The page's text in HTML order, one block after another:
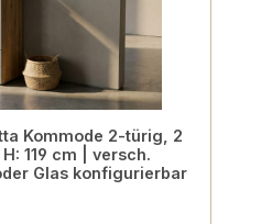
Kommode 2-türig, 2
119 cm | versch.
Glas konfigurierbar